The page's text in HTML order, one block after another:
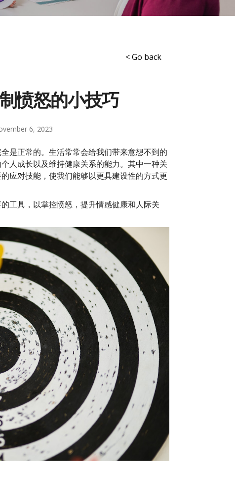
< Go back
愤怒的小技巧
6, 2023
是正常的。生活常常会给我们带来意想不到的
人成长以及维持健康关系的能力。其中一种关
应对技能，使我们能够以更具建设性的方式更
工具，以掌控愤怒，提升情感健康和人际关